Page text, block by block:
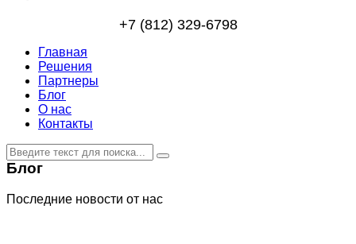
+7 (812) 329-6798
Главная
Решения
Партнеры
Блог
О нас
Контакты
Блог
Последние новости от нас